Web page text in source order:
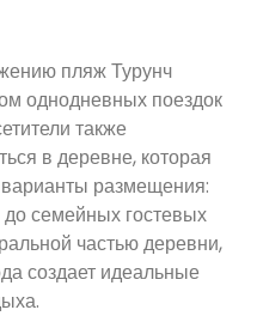
пляж Турунч
однодневных поездок
также
в деревне, которая
размещения:
семейных гостевых
частью деревни,
создает идеальные